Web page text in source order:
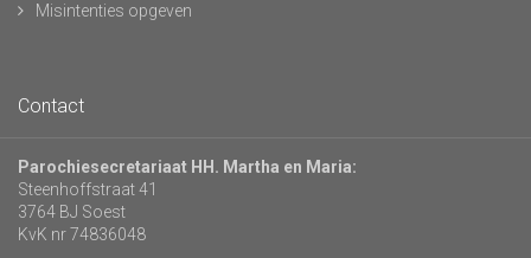
Misintenties opgeven
Contact
Parochiesecretariaat HH. Martha en Maria:
Steenhoffstraat 41
3764 BJ Soest
KvK nr 74836048